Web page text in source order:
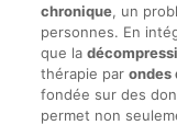
chronique, un
personnes. En
que la
thérapie par ondes
fondée sur des
permet non